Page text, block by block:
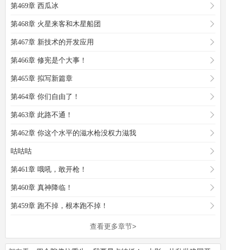
第469章 西瓜冰
第468章 火星来客和木星船团
第467章 新技术的开发应用
第466章 修宪是个大事！
第465章 拟写新篇章
第464章 你们自由了！
第463章 此路不通！
第462章 你这个水平的滋水枪没权力滋我
咕咕咕
第461章 哦吼，敢开枪！
第460章 真神降临！
第459章 跑不掉，根本跑不掉！
查看更多章节>